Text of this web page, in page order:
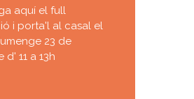
aquí el full
i porta'l al casal el
23 de
d' 11 a 13h